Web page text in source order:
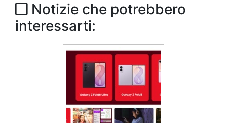
Notizie che potrebbero
interessarti: